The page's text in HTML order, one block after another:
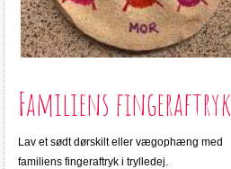
Familiens fingeraftryk
Lav et sødt dørskilt eller vægophæng med
familiens fingeraftryk i trylledej.